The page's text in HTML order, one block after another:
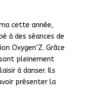
cette année,
à des séances de
Oxygen’Z. Grâce
pleinement
à danser. Ils
présenter la